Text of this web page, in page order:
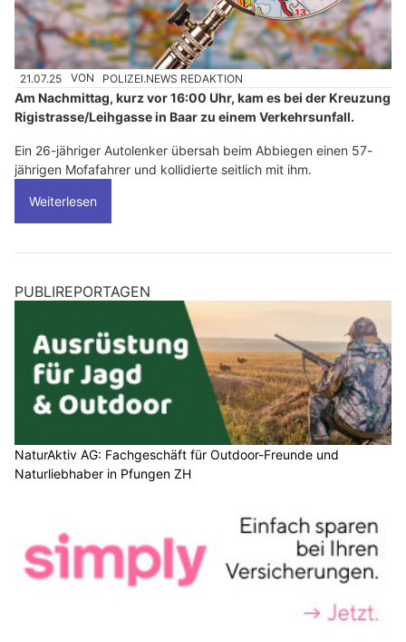
21.07.25 VON POLIZEI.NEWS REDAKTION
Am Nachmittag, kurz vor 16:00 Uhr, kam es bei der Kreuzung
Rigistrasse/Leihgasse in Baar zu einem Verkehrsunfall.
Ein 26-jähriger Autolenker übersah beim Abbiegen einen 57-
jährigen Mofafahrer und kollidierte seitlich mit ihm.
Weiterlesen
PUBLIREPORTAGEN
NaturAktiv AG: Fachgeschäft für Outdoor-Freunde und
Naturliebhaber in Pfungen ZH